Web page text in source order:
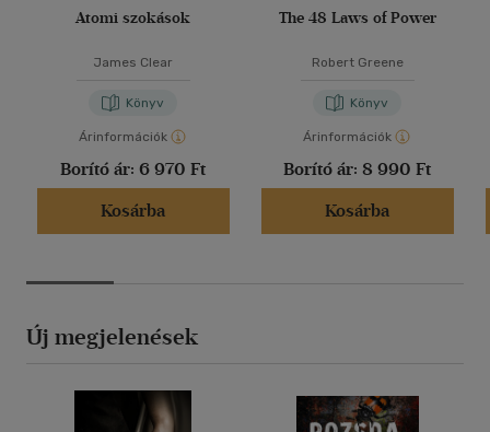
Atomi szokások
James Clear
Könyv
Árinformációk
Borító ár: 6 970 Ft
Kosárba
The 48 Laws of Power
Robert Greene
Könyv
Árinformációk
Borító ár: 8 990 Ft
Kosárba
Új megjelenések